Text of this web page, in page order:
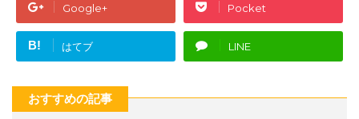
Google+ Pocket
B! はてブ LINE
おすすめの記事